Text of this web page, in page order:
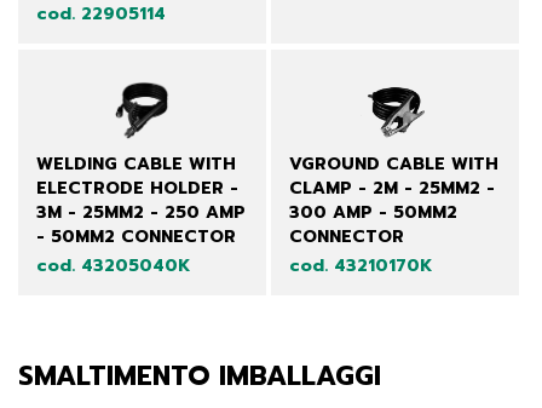
cod. 22905114
WELDING CABLE WITH
ELECTRODE HOLDER -
3M - 25MM2 - 250 AMP
- 50MM2 CONNECTOR
cod. 43205040K
VGROUND CABLE WITH
CLAMP - 2M - 25MM2 -
300 AMP - 50MM2
CONNECTOR
cod. 43210170K
SMALTIMENTO IMBALLAGGI